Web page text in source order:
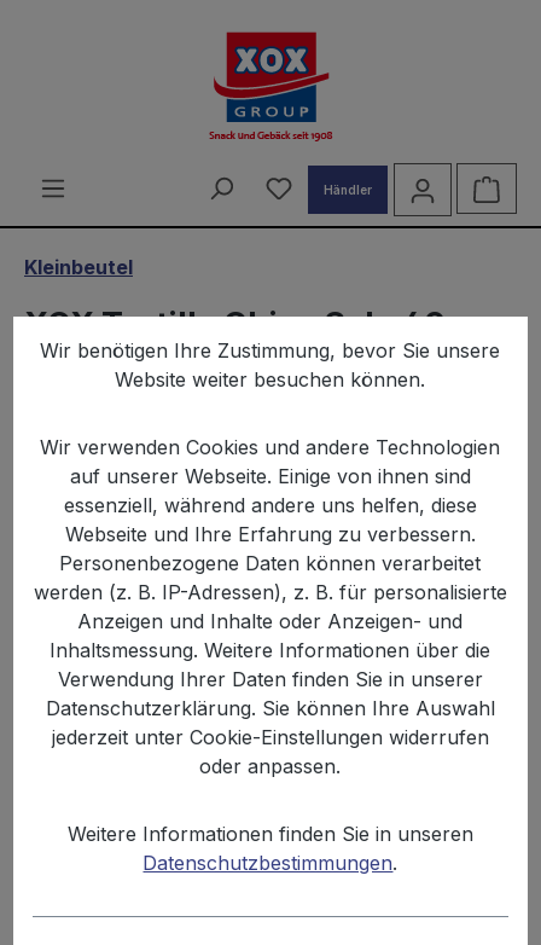
Du hast 0 Produkte auf
Händler
Kleinbeutel
XOX Tortilla Chips Salz 40g
(20 Stück)
Bildergalerie überspringen
%
15,80 € (5.13% gespart)
Wir benötigen Ihre Zustimmung, bevor Sie unsere
Website weiter besuchen können.
Wir verwenden Cookies und andere Technologien
auf unserer Webseite. Einige von ihnen sind
essenziell, während andere uns helfen, diese
Webseite und Ihre Erfahrung zu verbessern.
Personenbezogene Daten können verarbeitet
werden (z. B. IP-Adressen), z. B. für personalisierte
Anzeigen und Inhalte oder Anzeigen- und
Inhaltsmessung. Weitere Informationen über die
Verwendung Ihrer Daten finden Sie in unserer
Datenschutzerklärung. Sie können Ihre Auswahl
jederzeit unter Cookie-Einstellungen widerrufen
oder anpassen.
Weitere Informationen finden Sie in unseren
Datenschutzbestimmungen.